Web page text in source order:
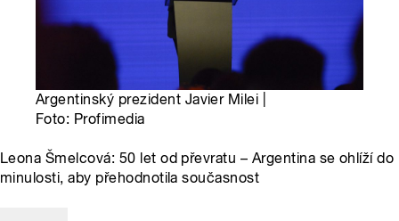
Argentinský prezident Javier Milei |
Foto: Profimedia
Leona Šmelcová: 50 let od převratu – Argentina se ohlíží do
minulosti, aby přehodnotila současnost